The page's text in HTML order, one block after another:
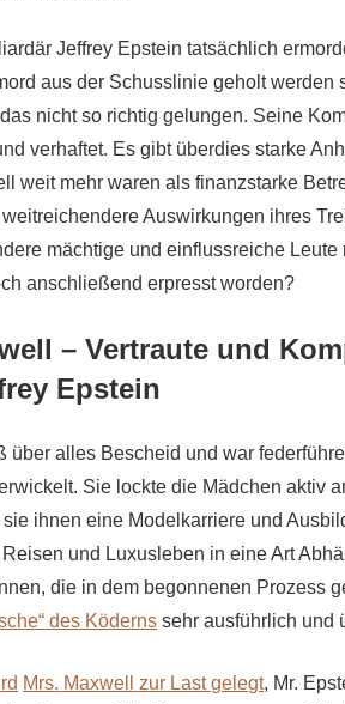
Jeffrey Epstein tatsächlich
aus der Schusslinie geholt werden
nicht so richtig gelungen. Seine
verhaftet. Es gibt überdies starke
weit mehr waren als finanzstarke
Auswirkungen ihres
mächtige und einflussreiche
anschließend erpresst worden?
– Vertraute und
Epstein
über alles Bescheid und war
Sie lockte die Mädchen aktiv
ihnen eine Modelkarriere und
und Luxusleben in eine Art
die in dem begonnenen Prozess
des Köderns sehr ausführlich und
Mrs. Maxwell zur Last gelegt, Mr.